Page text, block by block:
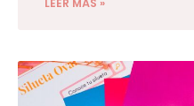
LEER MÁS »